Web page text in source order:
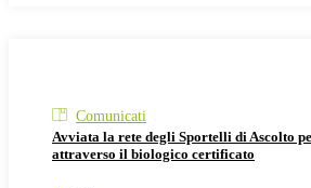
Comunicati
Avviata la rete degli Sportelli di Ascolto
attraverso il biologico certificato